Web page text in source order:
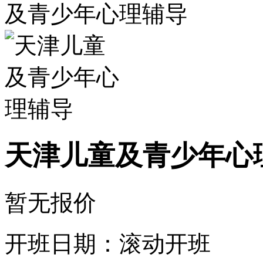
及青少年心理辅导
天津儿童及青少年心
暂无报价
开班日期：滚动开班